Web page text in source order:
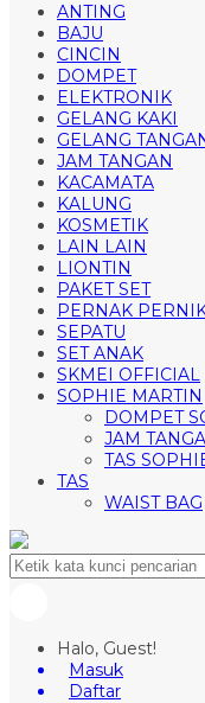
ANTING
BAJU
CINCIN
DOMPET
ELEKTRONIK
GELANG KAKI
GELANG
JAM TANGAN
KACAMATA
KALUNG
KOSMETIK
LAIN LAIN
LIONTIN
PAKET SET
PERNAK
SEPATU
SET ANAK
SKMEI OFFICIAL
SOPHIE MARTIN
DOMPET
JAM
TAS
TAS
WAIST BAG
Halo, Guest!
Masuk
Daftar